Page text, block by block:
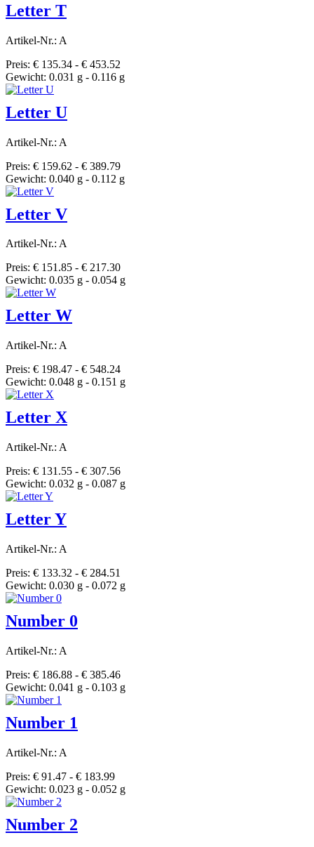
Letter T
Artikel-Nr.: A
Preis: € 135.34 - € 453.52
Gewicht: 0.031 g - 0.116 g
Letter U
Artikel-Nr.: A
Preis: € 159.62 - € 389.79
Gewicht: 0.040 g - 0.112 g
Letter V
Artikel-Nr.: A
Preis: € 151.85 - € 217.30
Gewicht: 0.035 g - 0.054 g
Letter W
Artikel-Nr.: A
Preis: € 198.47 - € 548.24
Gewicht: 0.048 g - 0.151 g
Letter X
Artikel-Nr.: A
Preis: € 131.55 - € 307.56
Gewicht: 0.032 g - 0.087 g
Letter Y
Artikel-Nr.: A
Preis: € 133.32 - € 284.51
Gewicht: 0.030 g - 0.072 g
Number 0
Artikel-Nr.: A
Preis: € 186.88 - € 385.46
Gewicht: 0.041 g - 0.103 g
Number 1
Artikel-Nr.: A
Preis: € 91.47 - € 183.99
Gewicht: 0.023 g - 0.052 g
Number 2